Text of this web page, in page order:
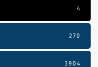
4
270
3904